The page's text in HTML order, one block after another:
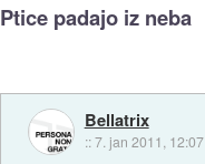
Ptice padajo iz neba
Bellatrix
::7. jan 2011, 12:07